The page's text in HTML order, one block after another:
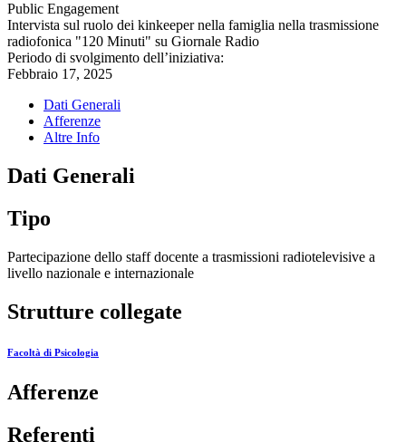
Public Engagement
Intervista sul ruolo dei kinkeeper nella famiglia nella trasmissione
radiofonica "120 Minuti" su Giornale Radio
Periodo di svolgimento dell’iniziativa:
Febbraio 17, 2025
Dati Generali
Afferenze
Altre Info
Dati Generali
Tipo
Partecipazione dello staff docente a trasmissioni radiotelevisive a
livello nazionale e internazionale
Strutture collegate
Facoltà di Psicologia
Afferenze
Referenti